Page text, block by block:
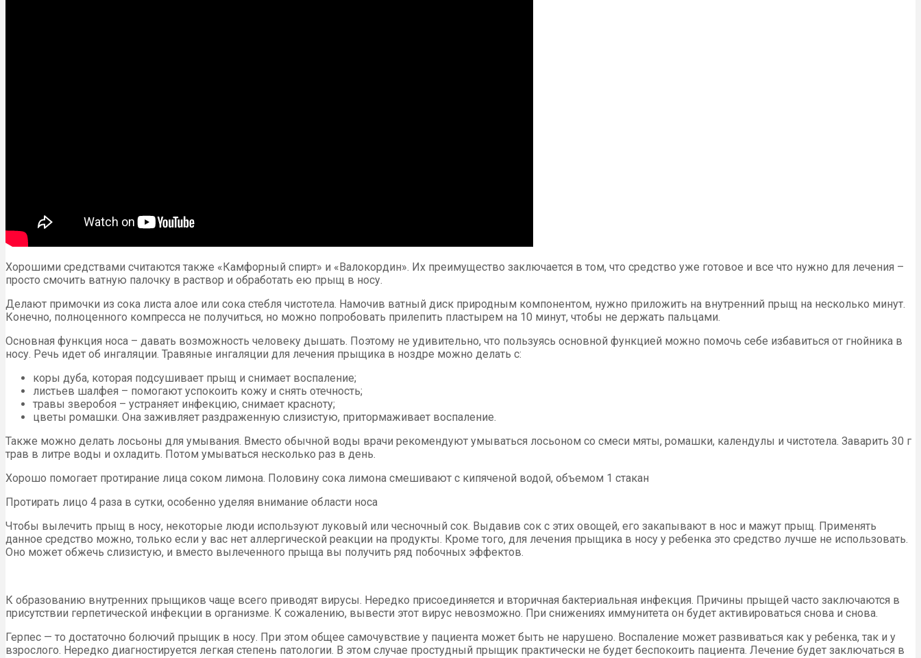
Хорошими средствами считаются также «Камфорный спирт» и «Валокордин». Их преимущество заключается в том, что средство уже готовое и все что нужно для лечения –
просто смочить ватную палочку в раствор и обработать ею прыщ в носу.
Делают примочки из сока листа алое или сока стебля чистотела. Намочив ватный диск природным компонентом, нужно приложить на внутренний прыщ на несколько минут.
Конечно, полноценного компресса не получиться, но можно попробовать прилепить пластырем на 10 минут, чтобы не держать пальцами.
Основная функция носа – давать возможность человеку дышать. Поэтому не удивительно, что пользуясь основной функцией можно помочь себе избавиться от гнойника в
носу. Речь идет об ингаляции. Травяные ингаляции для лечения прыщика в ноздре можно делать с:
коры дуба, которая подсушивает прыщ и снимает воспаление;
листьев шалфея – помогают успокоить кожу и снять отечность;
травы зверобоя – устраняет инфекцию, снимает красноту;
цветы ромашки. Она заживляет раздраженную слизистую, притормаживает воспаление.
Также можно делать лосьоны для умывания. Вместо обычной воды врачи рекомендуют умываться лосьоном со смеси мяты, ромашки, календулы и чистотела. Заварить 30 г
трав в литре воды и охладить. Потом умываться несколько раз в день.
Хорошо помогает протирание лица соком лимона. Половину сока лимона смешивают с кипяченой водой, объемом 1 стакан
Протирать лицо 4 раза в сутки, особенно уделяя внимание области носа
Чтобы вылечить прыщ в носу, некоторые люди используют луковый или чесночный сок. Выдавив сок с этих овощей, его закапывают в нос и мажут прыщ. Применять
данное средство можно, только если у вас нет аллергической реакции на продукты. Кроме того, для лечения прыщика в носу у ребенка это средство лучше не использовать.
Оно может обжечь слизистую, и вместо вылеченного прыща вы получить ряд побочных эффектов.
К образованию внутренних прыщиков чаще всего приводят вирусы. Нередко присоединяется и вторичная бактериальная инфекция. Причины прыщей часто заключаются в
присутствии герпетической инфекции в организме. К сожалению, вывести этот вирус невозможно. При снижениях иммунитета он будет активироваться снова и снова.
Герпес — то достаточно болючий прыщик в носу. При этом общее самочувствие у пациента может быть не нарушено. Воспаление может развиваться как у ребенка, так и у
взрослого. Нередко диагностируется легкая степень патологии. В этом случае простудный прыщик практически не будет беспокоить пациента. Лечение будет заключаться в